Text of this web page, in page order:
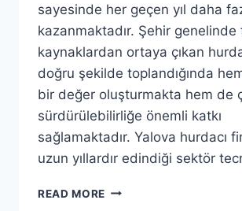
sayesinde her geçen yıl daha
kazanmaktadır. Şehir genelinde
kaynaklardan ortaya çıkan
doğru şekilde toplandığında
bir değer oluşturmakta hem de
sürdürülebilirliğe önemli katkı
sağlamaktadır. Yalova hurdacı
uzun yıllardır edindiği sektör
READ MORE YALOVA